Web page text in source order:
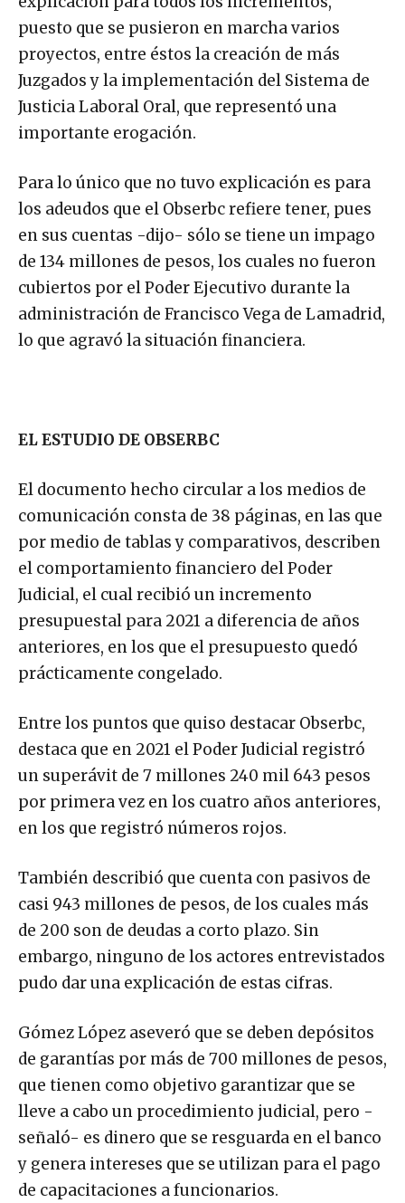
puesto que se pusieron en marcha varios
proyectos, entre éstos la creación de más
Juzgados y la implementación del Sistema de
Justicia Laboral Oral, que representó una
importante erogación.
Para lo único que no tuvo explicación es para
los adeudos que el Obserbc refiere tener, pues
en sus cuentas -dijo- sólo se tiene un impago
de 134 millones de pesos, los cuales no fueron
cubiertos por el Poder Ejecutivo durante la
administración de Francisco Vega de Lamadrid,
lo que agravó la situación financiera.
EL ESTUDIO DE OBSERBC
El documento hecho circular a los medios de
comunicación consta de 38 páginas, en las que
por medio de tablas y comparativos, describen
el comportamiento financiero del Poder
Judicial, el cual recibió un incremento
presupuestal para 2021 a diferencia de años
anteriores, en los que el presupuesto quedó
prácticamente congelado.
Entre los puntos que quiso destacar Obserbc,
destaca que en 2021 el Poder Judicial registró
un superávit de 7 millones 240 mil 643 pesos
por primera vez en los cuatro años anteriores,
en los que registró números rojos.
También describió que cuenta con pasivos de
casi 943 millones de pesos, de los cuales más
de 200 son de deudas a corto plazo. Sin
embargo, ninguno de los actores entrevistados
pudo dar una explicación de estas cifras.
Gómez López aseveró que se deben depósitos
de garantías por más de 700 millones de pesos,
que tienen como objetivo garantizar que se
lleve a cabo un procedimiento judicial, pero -
señaló- es dinero que se resguarda en el banco
y genera intereses que se utilizan para el pago
de capacitaciones a funcionarios.